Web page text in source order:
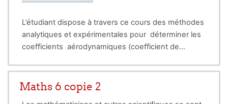
L’étudiant dispose à travers ce cours des méthodes
analytiques et expérimentales pour déterminer les
coefficients aérodynamiques (coefficient de
pour les profils et les ailes.
Maths 6 copie 2